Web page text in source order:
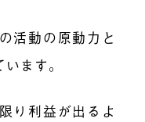
活動の原動力と
ます。
り利益が出るよ